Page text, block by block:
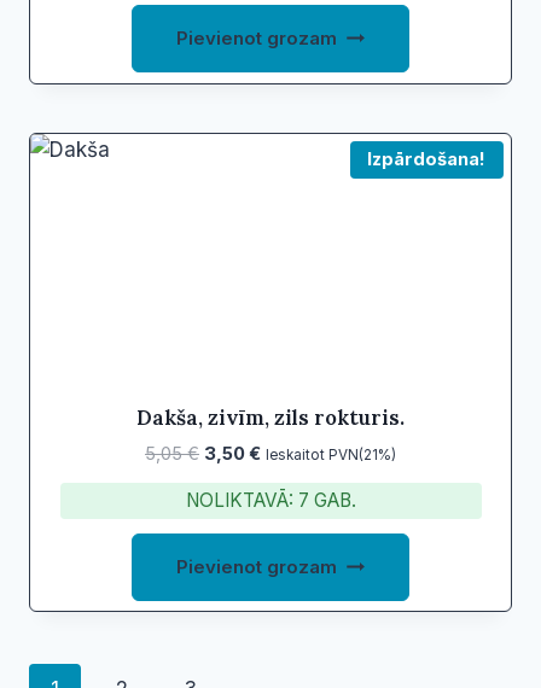
Pievienot grozam
Izpārdošana!
Dakša, zivīm, zils rokturis.
5,05€ Original
price
was:
5,05 €.
3,50€Current
price
is:
3,50 €.
Ieskaitot PVN(21%)
NOLIKTAVĀ: 7 GAB.
Pievienot grozam